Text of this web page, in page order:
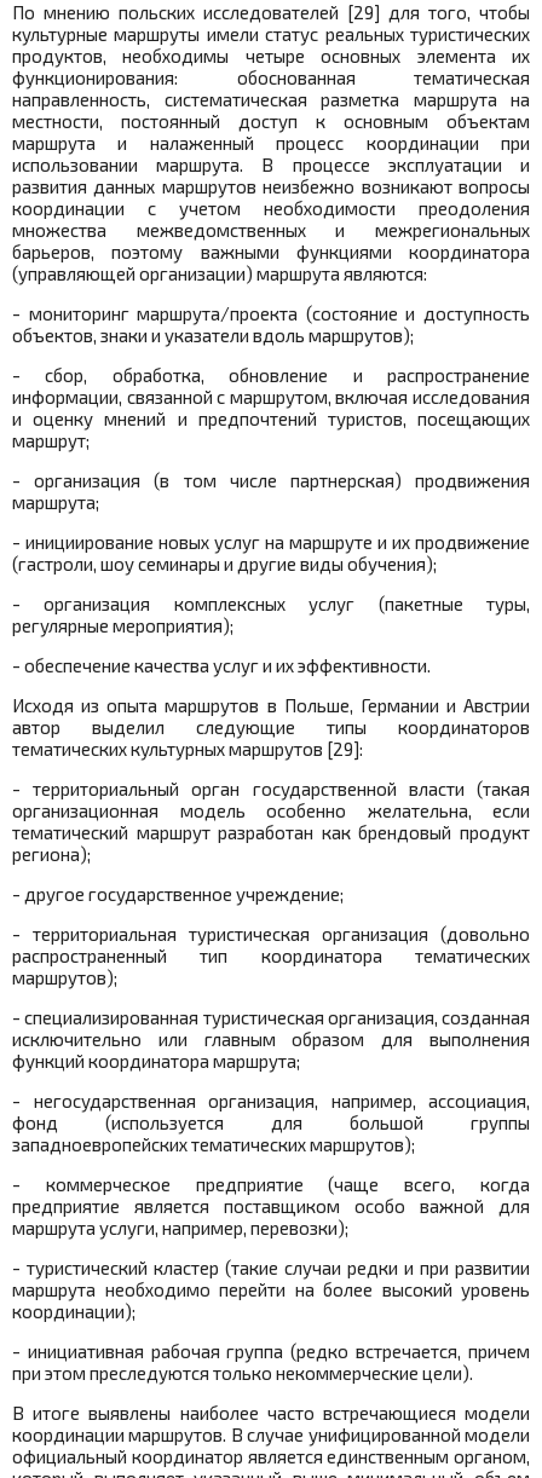
По мнению польских исследователей [29] для того, чтобы
культурные маршруты имели статус реальных туристических
продуктов, необходимы четыре основных элемента их
функционирования: обоснованная тематическая
направленность, систематическая разметка маршрута на
местности, постоянный доступ к основным объектам
маршрута и налаженный процесс координации при
использовании маршрута. В процессе эксплуатации и
развития данных маршрутов неизбежно возникают вопросы
координации с учетом необходимости преодоления
множества межведомственных и межрегиональных
барьеров, поэтому важными функциями координатора
(управляющей организации) маршрута являются:
- мониторинг маршрута/проекта (состояние и доступность
объектов, знаки и указатели вдоль маршрутов);
- сбор, обработка, обновление и распространение
информации, связанной с маршрутом, включая исследования
и оценку мнений и предпочтений туристов, посещающих
маршрут;
- организация (в том числе партнерская) продвижения
маршрута;
- инициирование новых услуг на маршруте и их продвижение
(гастроли, шоу семинары и другие виды обучения);
- организация комплексных услуг (пакетные туры,
регулярные мероприятия);
- обеспечение качества услуг и их эффективности.
Исходя из опыта маршрутов в Польше, Германии и Австрии
автор выделил следующие типы координаторов
тематических культурных маршрутов [29]:
- территориальный орган государственной власти (такая
организационная модель особенно желательна, если
тематический маршрут разработан как брендовый продукт
региона);
- другое государственное учреждение;
- территориальная туристическая организация (довольно
распространенный тип координатора тематических
маршрутов);
- специализированная туристическая организация, созданная
исключительно или главным образом для выполнения
функций координатора маршрута;
- негосударственная организация, например, ассоциация,
фонд (используется для большой группы
западноевропейских тематических маршрутов);
- коммерческое предприятие (чаще всего, когда
предприятие является поставщиком особо важной для
маршрута услуги, например, перевозки);
- туристический кластер (такие случаи редки и при развитии
маршрута необходимо перейти на более высокий уровень
координации);
- инициативная рабочая группа (редко встречается, причем
при этом преследуются только некоммерческие цели).
В итоге выявлены наиболее часто встречающиеся модели
координации маршрутов. В случае унифицированной модели
официальный координатор является единственным органом,